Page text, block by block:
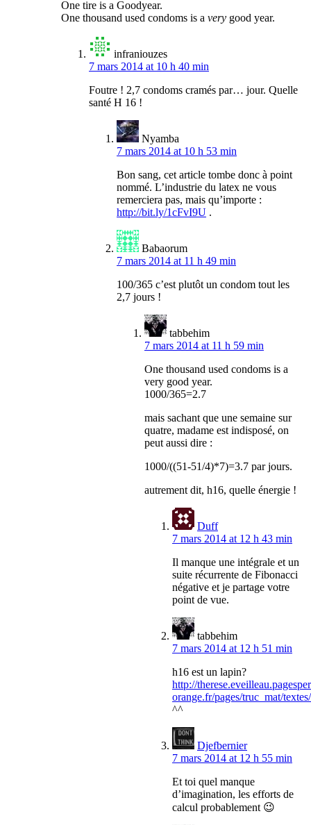
One tire is a Goodyear.
One thousand used condoms is a very good year.
infraniouzes
7 mars 2014 at 10 h 40 min
Foutre ! 2,7 condoms cramés par… jour. Quelle
santé H 16 !
Nyamba
7 mars 2014 at 10 h 53 min
Bon sang, cet article tombe donc à point
nommé. L’industrie du latex ne vous
remerciera pas, mais qu’importe :
http://bit.ly/1cFvI9U .
Babaorum
7 mars 2014 at 11 h 49 min
100/365 c’est plutôt un condom tout les
2,7 jours !
tabbehim
7 mars 2014 at 11 h 59 min
One thousand used condoms is a
very good year.
1000/365=2.7
mais sachant que une semaine sur
quatre, madame est indisposé, on
peut aussi dire :
1000/((51-51/4)*7)=3.7 par jours.
autrement dit, h16, quelle énergie !
Duff
7 mars 2014 at 12 h 43 min
Il manque une intégrale et un
suite récurrente de Fibonacci
négative et je partage votre
point de vue.
tabbehim
7 mars 2014 at 12 h 51 min
h16 est un lapin?
http://
orange.fr/pages/truc_mat/
^^
Djefbernier
7 mars 2014 at 12 h 55 min
Et toi quel manque
d’imagination, les efforts de
calcul probablement 😉